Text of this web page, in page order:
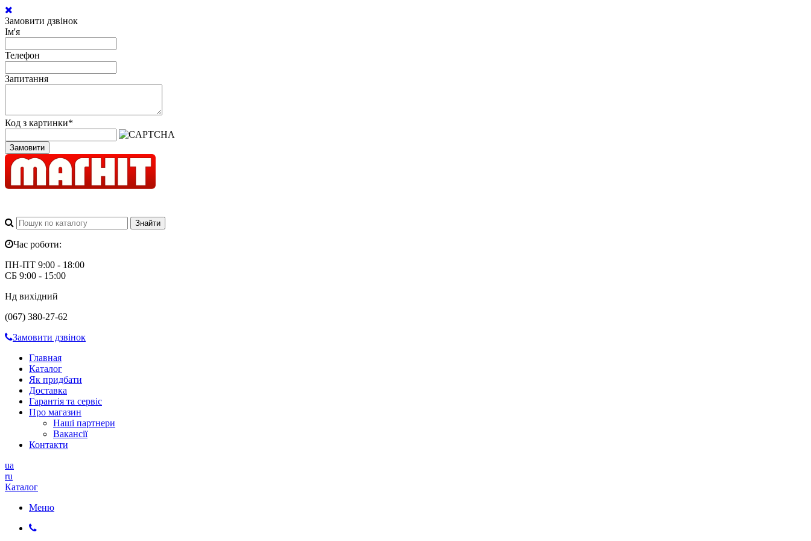
Замовити дзвінок
Ім'я
Телефон
Запитання
Код з картинки*
Замовити
Час роботи:
ПН-ПТ 9:00 - 18:00
СБ 9:00 - 15:00
Нд вихідний
(067) 380-27-62
Замовити дзвінок
Главная
Каталог
Як придбати
Доставка
Гарантія та сервіс
Про магазин
Наші партнери
Вакансії
Контакти
ua
ru
Каталог
Меню